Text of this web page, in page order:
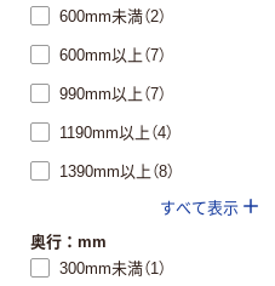
600mm未満（2）
600mm以上（7）
990mm以上（7）
1190mm以上（4）
1390mm以上（8）
すべて表示
奥行：mm
300mm未満（1）